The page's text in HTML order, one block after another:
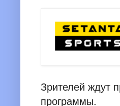
Зрителей ждут
программы.